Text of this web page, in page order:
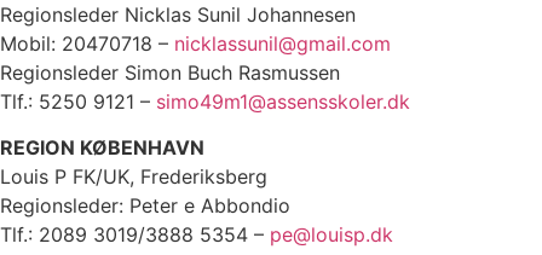
Regionsleder Nicklas Sunil Johannesen
Mobil: 20470718 – nicklassunil@gmail.com
Regionsleder Simon Buch Rasmussen
Tlf.: 5250 9121 – simo49m1@assensskoler.dk
REGION KØBENHAVN
Louis P FK/UK, Frederiksberg
Regionsleder: Peter e Abbondio
Tlf.: 2089 3019/3888 5354 – pe@louisp.dk